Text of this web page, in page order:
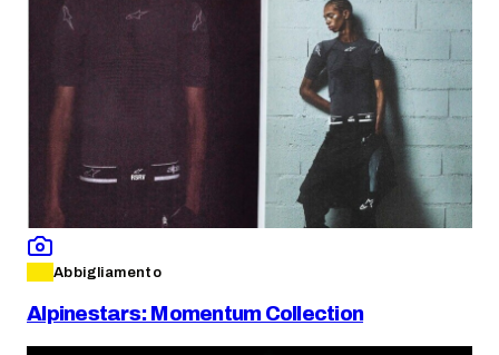
Abbigliamento
Alpinestars: Momentum Collection